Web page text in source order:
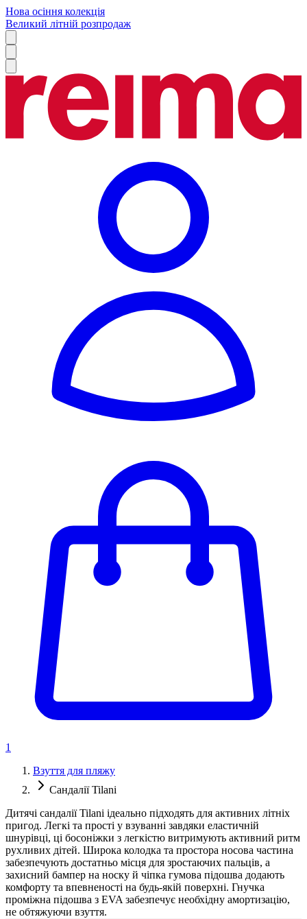
Нова осіння колекція
Великий літній розпродаж
1
Взуття для пляжу
Сандалії Tilani
Дитячі сандалії Tilani ідеально підходять для активних літніх
пригод. Легкі та прості у взуванні завдяки еластичній
шнурівці, ці босоніжки з легкістю витримують активний ритм
рухливих дітей. Широка колодка та простора носова частина
забезпечують достатньо місця для зростаючих пальців, а
захисний бампер на носку й чіпка гумова підошва додають
комфорту та впевненості на будь-якій поверхні. Гнучка
проміжна підошва з EVA забезпечує необхідну амортизацію,
не обтяжуючи взуття.